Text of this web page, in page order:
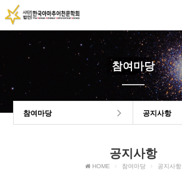
참여마당
참여마당 공지사항
공지사항
HOME 참여마당 공지사항